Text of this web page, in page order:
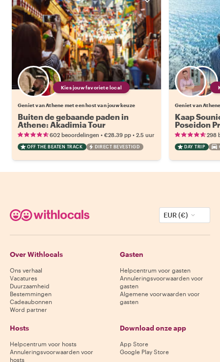
Kies jouw favoriete local
Geniet van Athene met een host van jouw keuze
Buiten de gebaande paden in
Athene: Akadimia Tour
602 beoordelingen • €28.39 pp • 2.5 uur
OFF THE BEATEN TRACK DIRECT BEVESTIGD
Geniet van
Kaap
Poseidon
298
DAY TRIP
EUR (€)
Over Withlocals
Ons verhaal
Vacatures
Duurzaamheid
Bestemmingen
Cadeaubonnen
Word partner
Gasten
Helpcentrum voor gasten
Annuleringsvoorwaarden voor
gasten
Algemene voorwaarden voor
gasten
Hosts
Helpcentrum voor hosts
Annuleringsvoorwaarden voor
hosts
Download onze app
App Store
Google Play Store